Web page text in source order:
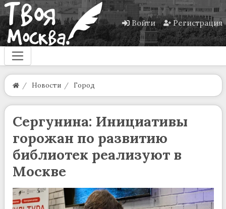
Войти Регистрация
Новости Город
Сергунина: Инициативы
горожан по развитию
библиотек реализуют в
Москве